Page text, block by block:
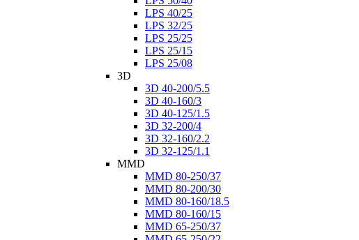
LPS 40/25
LPS 32/25
LPS 25/25
LPS 25/15
LPS 25/08
3D
3D 40-200/5.5
3D 40-160/3
3D 40-125/1.5
3D 32-200/4
3D 32-160/2.2
3D 32-125/1.1
MMD
MMD 80-250/37
MMD 80-200/30
MMD 80-160/18.5
MMD 80-160/15
MMD 65-250/37